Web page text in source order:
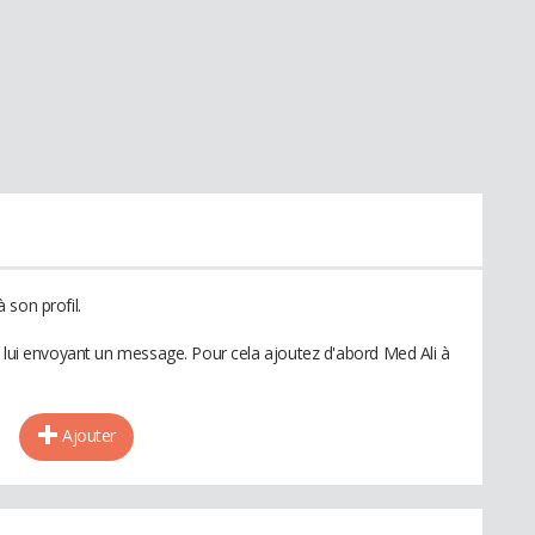
son profil.
envoyant un message. Pour cela ajoutez d'abord Med Ali à
Ajouter